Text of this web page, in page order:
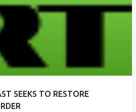
SEEKS TO RESTORE